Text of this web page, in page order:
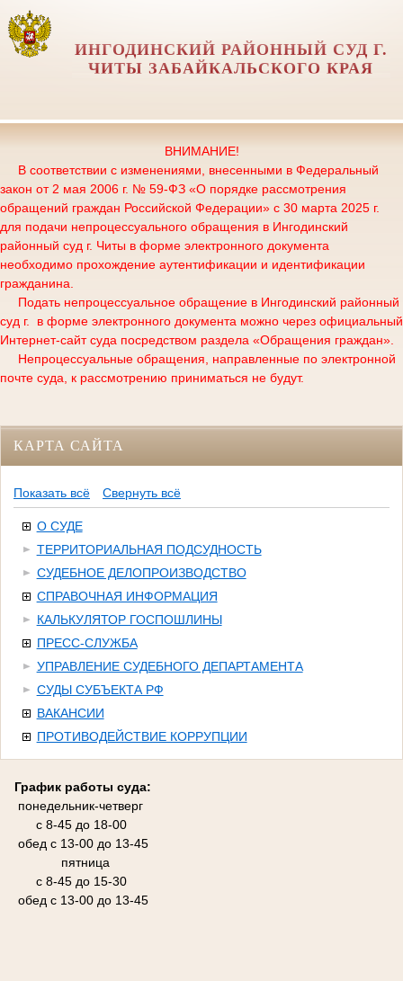
ИНГОДИНСКИЙ РАЙОННЫЙ СУД Г.
ЧИТЫ ЗАБАЙКАЛЬСКОГО КРАЯ
ВНИМАНИЕ!
В соответствии с изменениями, внесенными в Федеральный
закон от 2 мая 2006 г. № 59-ФЗ «О порядке рассмотрения
обращений граждан Российской Федерации» с 30 марта 2025 г.
для подачи непроцессуального обращения в Ингодинский
районный суд г. Читы в форме электронного документа
необходимо прохождение аутентификации и идентификации
гражданина.
Подать непроцессуальное обращение в Ингодинский районный
суд г. в форме электронного документа можно через официальный
Интернет-сайт суда посредством раздела «Обращения граждан».
Непроцессуальные обращения, направленные по электронной
почте суда, к рассмотрению приниматься не будут.
КАРТА САЙТА
Показать всё Свернуть всё
О СУДЕ
ТЕРРИТОРИАЛЬНАЯ ПОДСУДНОСТЬ
СУДЕБНОЕ ДЕЛОПРОИЗВОДСТВО
СПРАВОЧНАЯ ИНФОРМАЦИЯ
КАЛЬКУЛЯТОР ГОСПОШЛИНЫ
ПРЕСС-СЛУЖБА
УПРАВЛЕНИЕ СУДЕБНОГО ДЕПАРТАМЕНТА
СУДЫ СУБЪЕКТА РФ
ВАКАНСИИ
ПРОТИВОДЕЙСТВИЕ КОРРУПЦИИ
График работы суда:
понедельник-четверг
с 8-45 до 18-00
обед с 13-00 до 13-45
пятница
с 8-45 до 15-30
обед с 13-00 до 13-45